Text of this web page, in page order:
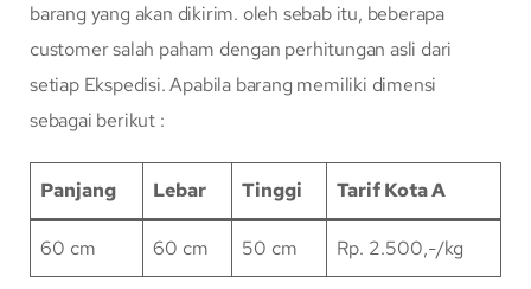
barang yang akan dikirim. oleh sebab itu, beberapa
customer salah paham dengan perhitungan asli dari
setiap Ekspedisi. Apabila barang memiliki dimensi
sebagai berikut :
Panjang Lebar Tinggi Tarif Kota A
60 cm 60 cm 50 cm Rp. 2.500,-/kg